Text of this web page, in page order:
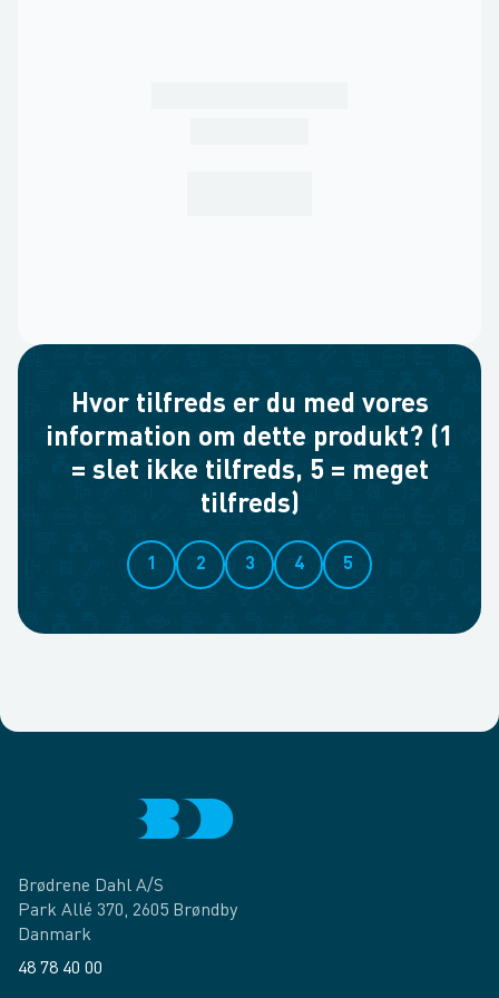
Hvor tilfreds er du med vores
information om dette produkt? (1
= slet ikke tilfreds, 5 = meget
tilfreds)
1 2 3 4 5
Brødrene Dahl A/S
Park Allé 370, 2605 Brøndby
Danmark
48 78 40 00